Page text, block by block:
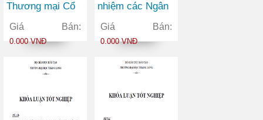
Thương mại Cổ
phần Ngoại
thương Việt Nam
hội nhập kinh tế
Giá Bán:
0.000 VNĐ
nhiệm các Ngân
hàng Thương mại
Cổ phần trên thị
khoán Việt Nam
Giá Bán:
0.000 VNĐ